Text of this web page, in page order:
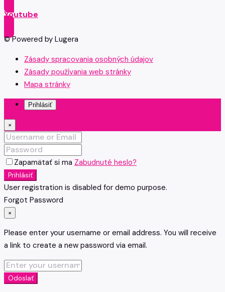
Youtube
© Powered by Lugera
Zásady spracovania osobných údajov
Zásady používania web stránky
Mapa stránky
Prihlásiť
×
Zapamätať si ma Zabudnuté heslo?
Prihlásiť
User registration is disabled for demo purpose.
Forgot Password
×
Please enter your username or email address. You will receive
a link to create a new password via email.
Odoslať